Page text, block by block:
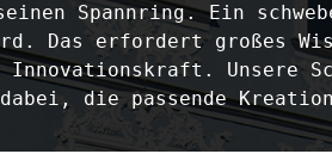
Spannring. Ein
Das erfordert großes
Innovationskraft. Unsere
die passende